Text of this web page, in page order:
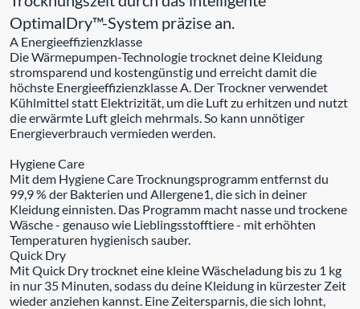
OptimalDry™-System präzise an.
A Energieeffizienzklasse
Die Wärmepumpen-Technologie trocknet deine Kleidung
stromsparend und kostengünstig und erreicht damit die
höchste Energieeffizienzklasse A. Der Trockner verwendet
Kühlmittel statt Elektrizität, um die Luft zu erhitzen und nutzt
die erwärmte Luft gleich mehrmals. So kann unnötiger
Energieverbrauch vermieden werden.
Hygiene Care
Mit dem Hygiene Care Trocknungsprogramm entfernst du
99,9 % der Bakterien und Allergene1, die sich in deiner
Kleidung einnisten. Das Programm macht nasse und trockene
Wäsche - genauso wie Lieblingsstofftiere - mit erhöhten
Temperaturen hygienisch sauber.
Quick Dry
Mit Quick Dry trocknet eine kleine Wäscheladung bis zu 1 kg
in nur 35 Minuten, sodass du deine Kleidung in kürzester Zeit
wieder anziehen kannst. Eine Zeitersparnis, die sich lohnt,